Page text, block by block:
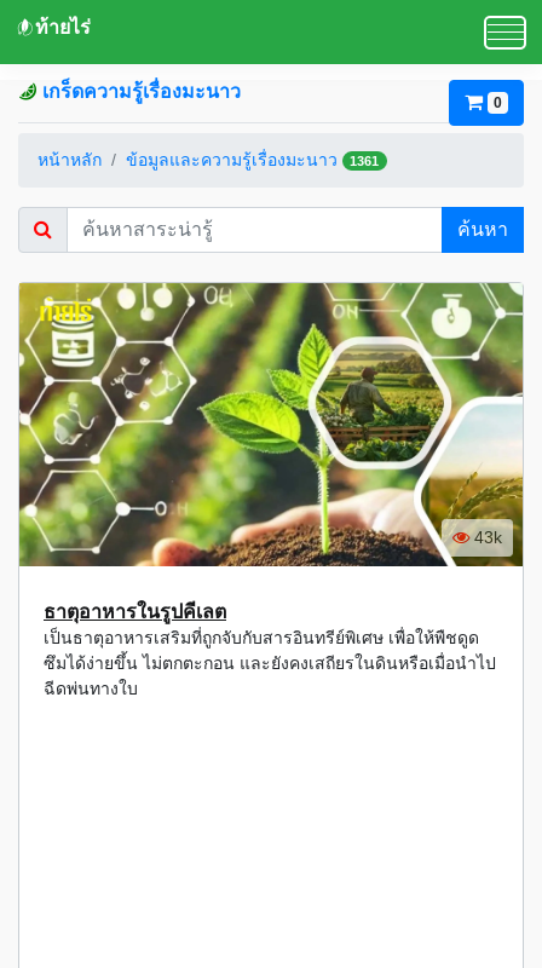
ท้ายไร่
เกร็ดความรู้เรื่องมะนาว
0
หน้าหลัก ข้อมูลและความรู้เรื่องมะนาว 1361
ค้นหา
43k
ธาตุอาหารในรูปคีเลต
เป็นธาตุอาหารเสริมที่ถูกจับกับสารอินทรีย์พิเศษ เพื่อให้พืชดูด
ซึมได้ง่ายขึ้น ไม่ตกตะกอน และยังคงเสถียรในดินหรือเมื่อนำไป
ฉีดพ่นทางใบ